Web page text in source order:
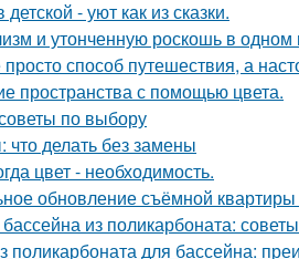
- уют как из сказки.
и утонченную роскошь в одном
способ путешествия, а
пространства с помощью цвета.
по выбору
что делать без замены
цвет - необходимость.
обновление съёмной
из поликарбоната:
поликарбоната для бассейна: